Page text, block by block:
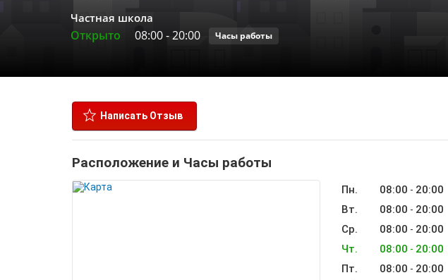
Частная школа
Открыто 08:00-20:00 Часы работы
Написать Отзыв
Расположение и Часы работы
Пн. 08:00 - 20:00
Вт.
08:00 - 20:00
Ср.
08:00 - 20:00
Чт.
08:00 - 20:00
Пт.
08:00 - 20:00